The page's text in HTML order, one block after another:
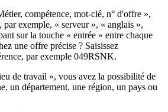
compétence, mot-clé, n° d'offre »,
par exemple, « serveur », « anglais »,
sur la touche « entrée » entre chaque
une offre précise ? Saisissez
par exemple 049RSNK.
de travail », vous avez la possibilité de
un département, une région, un pays ou